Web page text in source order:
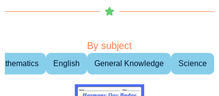
By subject
English General Knowledge Science